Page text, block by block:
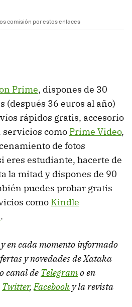
comisión por estos enlaces
Prime, dispones de 30
(después 36 euros al año)
rápidos gratis, accesorio
como Prime Video,
de fotos
eres estudiante, hacerte de
la mitad y dispones de 90
puedes probar gratis
como Kindle
.
en cada momento informado
y novedades de Xataka
canal de Telegramo en
Twitter, Facebook y la revista